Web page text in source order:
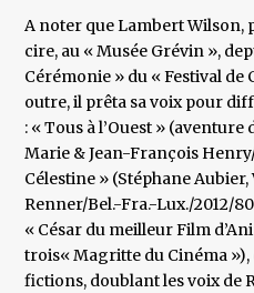
A noter que Lambert Wilson,
cire, au « Musée Grévin »,
Cérémonie » du « Festival de
outre, il prêta sa voix pour
: « Tous à l’Ouest »
Marie & Jean-François
Célestine » (Stéphane
Renner/Bel.-Fra.-Lux./2012/
« César du meilleur Film
trois« Magritte du Cinéma
fictions, doublant les voix de